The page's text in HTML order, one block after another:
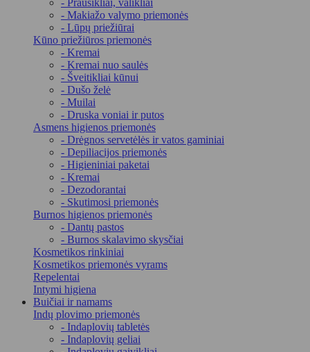
- Prausikliai, valikliai
- Makiažo valymo priemonės
- Lūpų priežiūrai
Kūno priežiūros priemonės
- Kremai
- Kremai nuo saulės
- Šveitikliai kūnui
- Dušo želė
- Muilai
- Druska voniai ir putos
Asmens higienos priemonės
- Drėgnos servetėlės ir vatos gaminiai
- Depiliacijos priemonės
- Higieniniai paketai
- Kremai
- Dezodorantai
- Skutimosi priemonės
Burnos higienos priemonės
- Dantų pastos
- Burnos skalavimo skysčiai
Kosmetikos rinkiniai
Kosmetikos priemonės vyrams
Repelentai
Intymi higiena
Buičiai ir namams
Indų plovimo priemonės
- Indaplovių tabletės
- Indaplovių geliai